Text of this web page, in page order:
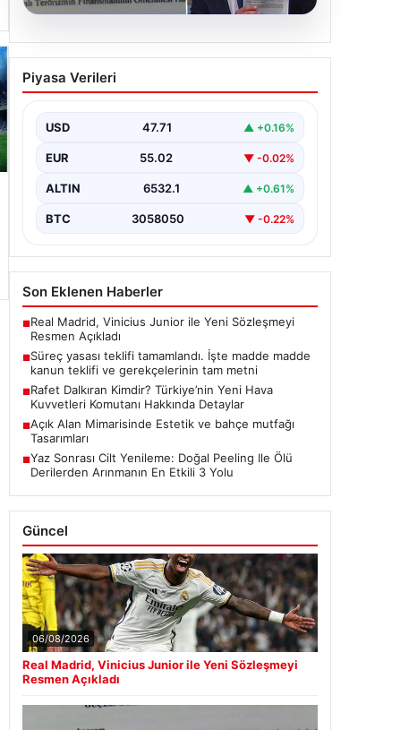
05.08.2026
Süreç yasası teklifi tamamlandı.
İşte madde madde kanun teklifi
Piyasa Verileri
USD 47.71 ▲ +0.16%
EUR 55.02 ▼ -0.02%
ALTIN 6532.1 ▲ +0.61%
BTC 3058050 ▼ -0.22%
Son Eklenen Haberler
■Real Madrid, Vinicius Junior ile Yeni Sözleşmeyi
Resmen Açıkladı
■Süreç yasası teklifi tamamlandı. İşte madde madde
kanun teklifi ve gerekçelerinin tam metni
■Rafet Dalkıran Kimdir? Türkiye’nin Yeni Hava
Kuvvetleri Komutanı Hakkında Detaylar
■Açık Alan Mimarisinde Estetik ve bahçe mutfağı
Tasarımları
■Yaz Sonrası Cilt Yenileme: Doğal Peeling Ile Ölü
Derilerden Arınmanın En Etkili 3 Yolu
Güncel
06/08/2026
Real Madrid, Vinicius Junior ile Yeni Sözleşmeyi
Resmen Açıkladı